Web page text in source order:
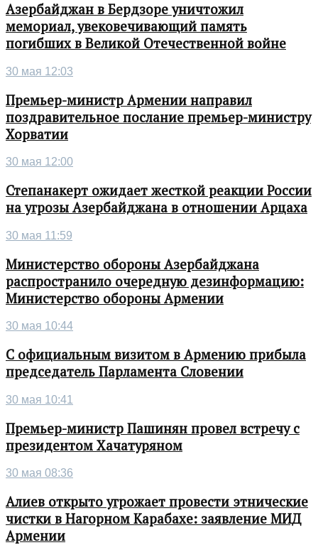
Азербайджан в Бердзоре уничтожил
мемориал, увековечивающий память
погибших в Великой Отечественной войне
30 мая 12:03
Премьер-министр Армении направил
поздравительное послание премьер-министру
Хорватии
30 мая 12:00
Степанакерт ожидает жесткой реакции России
на угрозы Азербайджана в отношении Арцаха
30 мая 11:59
Министерство обороны Азербайджана
распространило очередную дезинформацию:
Министерство обороны Армении
30 мая 10:44
С официальным визитом в Армению прибыла
председатель Парламента Словении
30 мая 10:41
Премьер-министр Пашинян провел встречу с
президентом Хачатуряном
30 мая 08:36
Алиев открыто угрожает провести этнические
чистки в Нагорном Карабахе: заявление МИД
Армении